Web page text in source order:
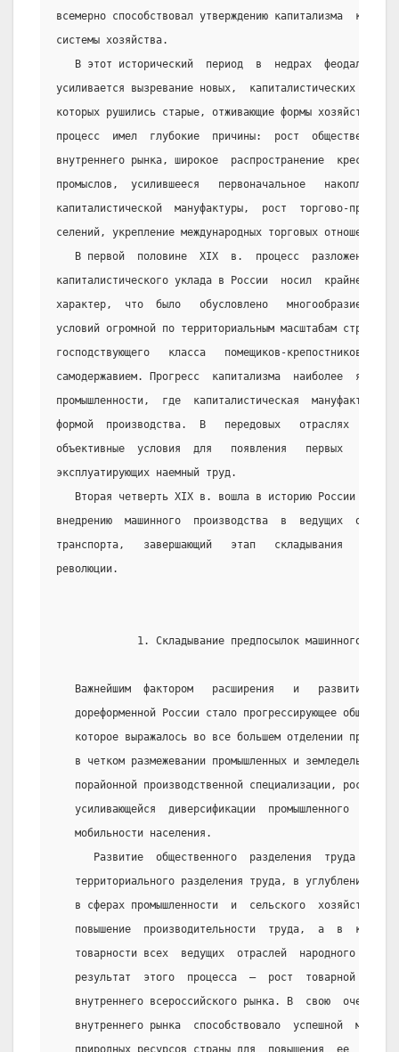
всемерно способствовал утверждению капитализма  как
системы хозяйства.
В этот исторический  период  в  недрах  феодально-
усиливается вызревание новых,  капиталистических
которых рушились старые, отживающие формы хозяйства.
процесс  имел  глубокие  причины:  рост
внутреннего рынка, широкое  распространение
промыслов,  усилившееся   первоначальное
капиталистической  мануфактуры,  рост  торгово-
селений, укрепление международных торговых отношений.
В первой  половине  XIX  в.  процесс  разложения
капиталистического уклада в России  носил  крайне
характер,  что  было   обусловлено   многообразием
условий огромной по территориальным масштабам страны
господствующего   класса   помещиков-крепостников
самодержавием. Прогресс  капитализма  наиболее  ярко
промышленности,  где  капиталистическая  мануфактура
формой  производства.  В   передовых   отраслях
объективные  условия  для   появления   первых
эксплуатирующих наемный труд.
Вторая четверть XIX в. вошла в историю России  как
внедрению  машинного  производства  в  ведущих
транспорта,   завершающий   этап   складывания
революции.
1. Складывание предпосылок машинного
Важнейшим  фактором   расширения   и   развития
дореформенной России стало прогрессирующее
которое выражалось во все большем отделении
в четком размежевании промышленных и
порайонной производственной специализации, росте
усиливающейся  диверсификации  промышленного
   мобильности населения.
Развитие  общественного  разделения  труда  ярко
территориального разделения труда, в углублении
в сферах промышленности  и  сельского  хозяйства,
повышение  производительности  труда,  а  в
товарности всех  ведущих  отраслей  народного
результат  этого  процесса  —  рост  товарной
внутреннего всероссийского рынка. В  свою  очередь,
внутреннего рынка  способствовало  успешной
природных ресурсов страны для  повышения  ее